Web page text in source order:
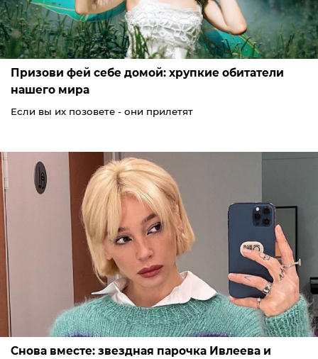
Призови фей себе домой: хрупкие обитатели
нашего мира
Если вы их позовете - они прилетят
Снова вместе: звездная парочка Ивлеева и